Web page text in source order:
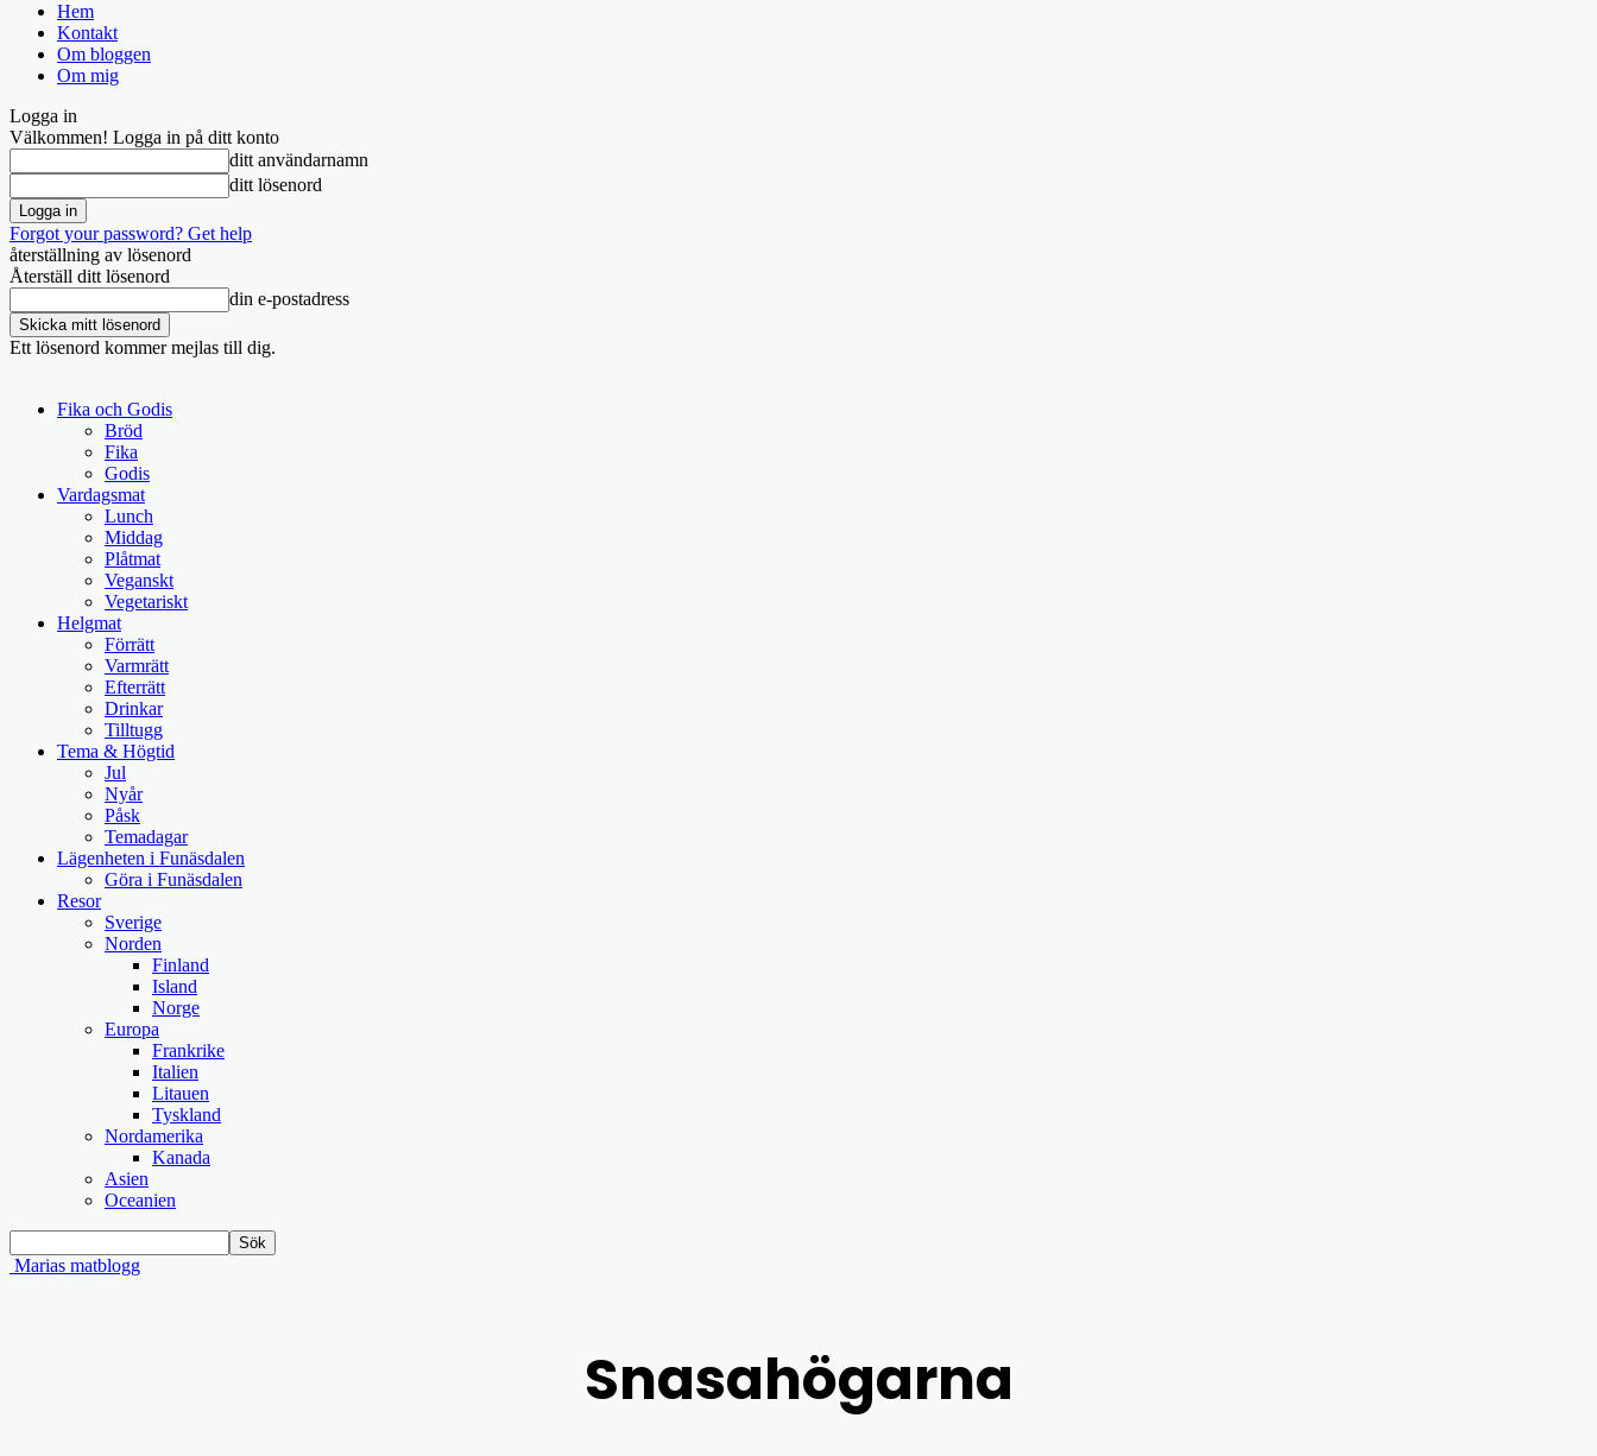
Hem
Kontakt
Om bloggen
Om mig
Logga in
Välkommen! Logga in på ditt konto
ditt användarnamn
ditt lösenord
Forgot your password? Get help
återställning av lösenord
Återställ ditt lösenord
din e-postadress
Ett lösenord kommer mejlas till dig.
Fika och Godis
Bröd
Fika
Godis
Vardagsmat
Lunch
Middag
Plåtmat
Veganskt
Vegetariskt
Helgmat
Förrätt
Varmrätt
Efterrätt
Drinkar
Tilltugg
Tema & Högtid
Jul
Nyår
Påsk
Temadagar
Lägenheten i Funäsdalen
Göra i Funäsdalen
Resor
Sverige
Norden
Finland
Island
Norge
Europa
Frankrike
Italien
Litauen
Tyskland
Nordamerika
Kanada
Asien
Oceanien
Marias matblogg
Snasahögarna